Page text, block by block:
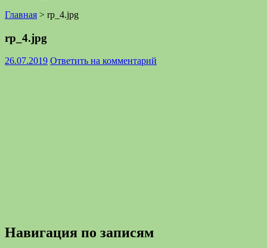
Главная > rp_4.jpg
rp_4.jpg
26.07.2019 Ответить на комментарий
Навигация по записям